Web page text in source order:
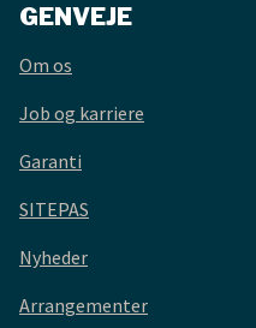
GENVEJE
Om os
Job og karriere
Garanti
SITEPAS
Nyheder
Arrangementer